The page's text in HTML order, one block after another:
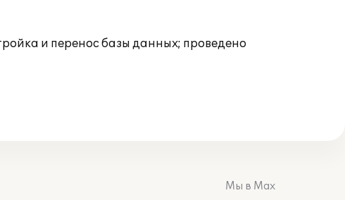
и перенос базы данных; проведено
Мы в Max